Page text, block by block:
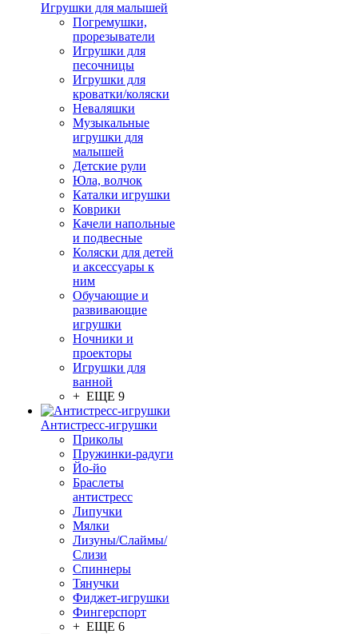
Игрушки для малышей
Погремушки,
прорезыватели
Игрушки для
песочницы
Игрушки для
кроватки/коляски
Неваляшки
Музыкальные
игрушки для
малышей
Детские рули
Юла, волчок
Каталки игрушки
Коврики
Качели напольные
и подвесные
Коляски для детей
и аксессуары к
ним
Обучающие и
развивающие
игрушки
Ночники и
проекторы
Игрушки для
ванной
+ ЕЩЕ 9
Антистресс-игрушки
Приколы
Пружинки-радуги
Йо-йо
Браслеты
антистресс
Липучки
Мялки
Лизуны/Слаймы/
Слизи
Спиннеры
Тянучки
Фиджет-игрушки
Фингерспорт
+ ЕЩЕ 6